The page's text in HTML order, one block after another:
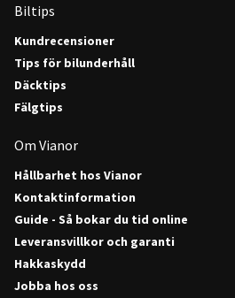
Biltips
Kundrecensioner
Tips för bilunderhåll
Däcktips
Fälgtips
Om Vianor
Hållbarhet hos Vianor
Kontaktinformation
Guide - Så bokar du tid online
Leveransvillkor och garanti
Hakkaskydd
Jobba hos oss